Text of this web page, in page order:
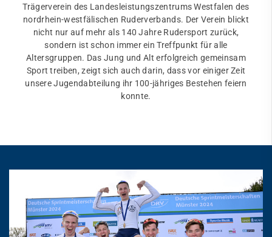
Trägerverein des Landesleistungszentrums Westfalen des
nordrhein-westfälischen Ruderverbands. Der Verein blickt
nicht nur auf mehr als 140 Jahre Rudersport zurück,
sondern ist schon immer ein Treffpunkt für alle
Altersgruppen. Das Jung und Alt erfolgreich gemeinsam
Sport treiben, zeigt sich auch darin, dass vor einiger Zeit
unsere Jugendabteilung ihr 100-jähriges Bestehen feiern
konnte.